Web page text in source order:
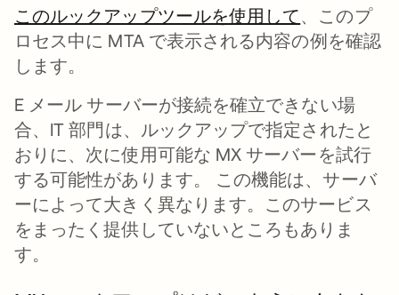
このルックアップツールを使用して新しいタブ
、このプ
ロセス中に MTA で表示される内容の例を確認
します。
E メール サーバーが接続を確立できない場
合、IT 部門は、ルックアップで指定されたと
おりに、次に使用可能な MX サーバーを試行
する可能性があります。 この機能は、サーバ
ーによって大きく異なります。このサービス
をまったく提供していないところもありま
す。